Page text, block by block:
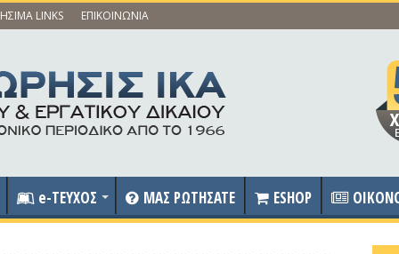
LINKS ΕΠΙΚΟΙΝΩΝΙΑ
e-ΤΕΥΧΟΣ ΜΑΣ ΡΩΤΗΣΑΤΕ ESHOP